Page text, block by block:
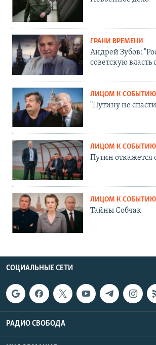
ГРАНИ ВРЕМЕНИ
Андрей Зубов:
советскую власть
ЛИЦОМ К СОБЫТИЮ
"Путину не
ЛИЦОМ К СОБЫТИЮ
Путин откажется
ЛИЦОМ К СОБЫТИЮ
Тайны Собчак
СОЦИАЛЬНЫЕ СЕТИ
РАДИО СВОБОДА